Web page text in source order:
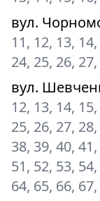
вул.
11, 12, 13,
24, 25, 26,
вул.
12, 13, 14,
25, 26, 27,
38, 39, 40,
51, 52, 53,
64, 65, 66,